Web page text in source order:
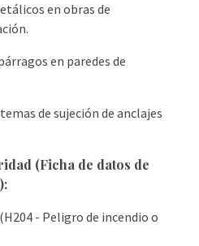
en obras de
en paredes de
de sujeción de anclajes
(Ficha de datos de
- Peligro de incendio o